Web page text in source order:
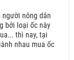
người nông dân
bởi loại ốc này
thì nay, tại
nhau mua ốc